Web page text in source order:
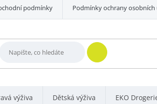
podmínky Podmínky ochrany osobních
HLEDAT
výživa Dětská výživa EKO